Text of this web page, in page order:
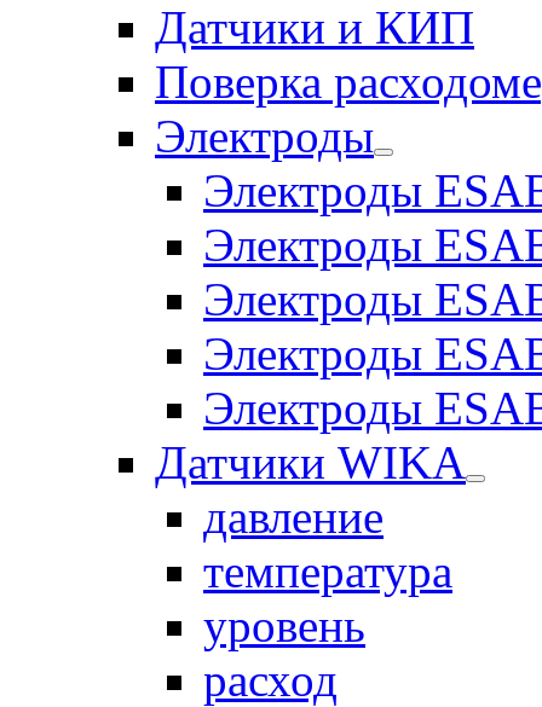
Датчики и КИП
Поверка
Электроды
Электроды
Электроды
Электроды
Электроды
Электроды
Датчики WIKA
давление
температура
уровень
расход